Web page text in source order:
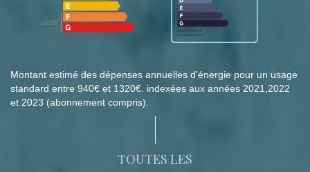
Montant estimé des dépenses annuelles d'énergie pour un usage
standard entre 940€ et 1320€. indexées aux années 2021,2022
et 2023 (abonnement compris).
TOUTES LES